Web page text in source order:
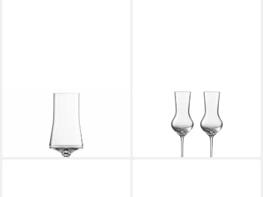
ZWIESEL GLAS
4er Set, 147 ml
in 2-3 Werktagen bei dir
ZWIESEL GLAS
Gläser-Set Enoteca
Grappaglas Set 2tlg
in 2-3 Werktagen bei dir